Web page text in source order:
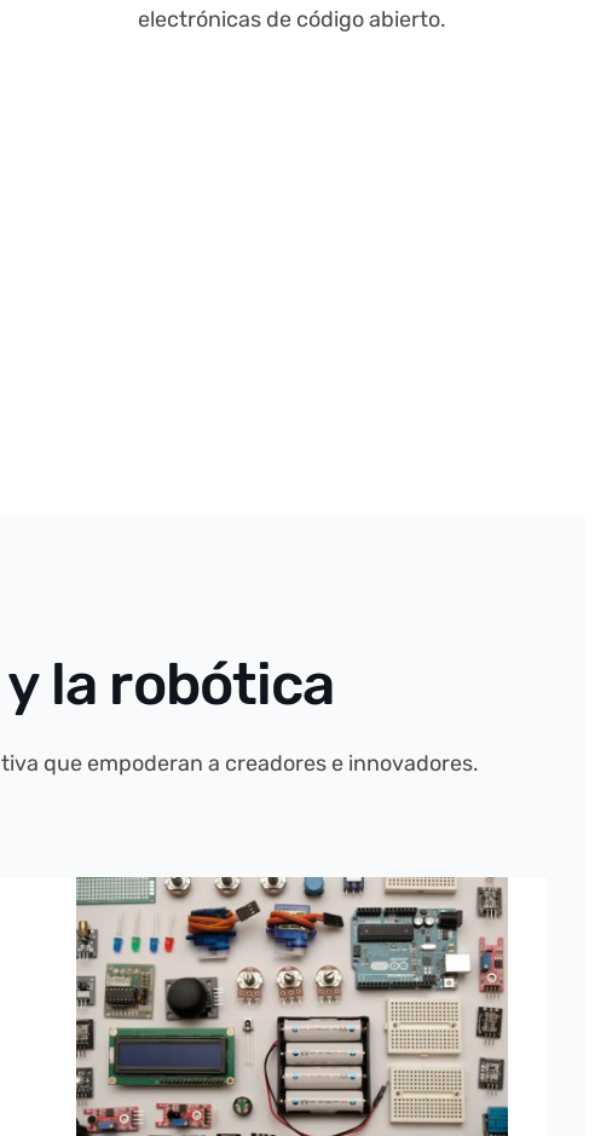
electrónicas de código abierto.
la robótica
que empoderan a creadores e innovadores.